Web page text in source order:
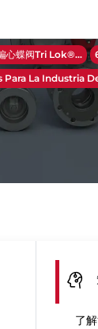
心蝶阀Tri Lok®...
Para La Industria
了